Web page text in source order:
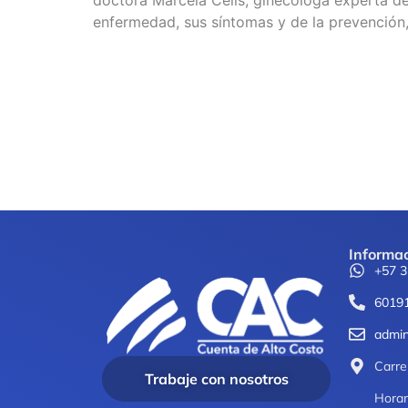
enfermedad, sus síntomas y de la
Trabaje con nosotros
+57